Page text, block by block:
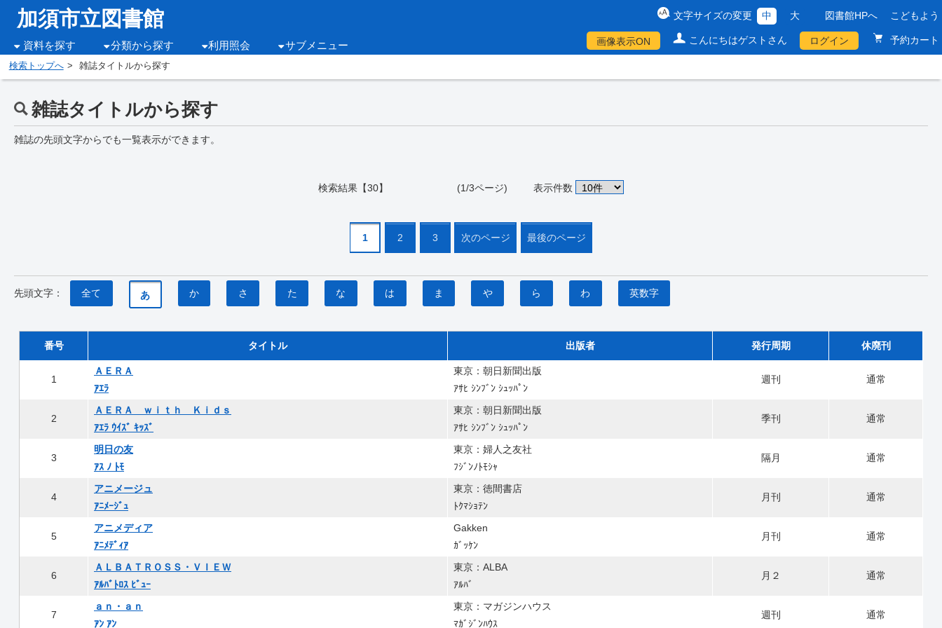
加須市立図書館
資料を探す 分類から探す 利用照会 サブメニュー
文字サイズの変更 中 大 図書館HPへ こどもよう
画像表示ON こんにちはゲストさん ログイン 予約カート
検索トップへ 雑誌タイトルから探す
雑誌タイトルから探す
雑誌の先頭文字からでも一覧表示ができます。
検索結果【30】 (1/3ページ) 表示件数
1 2 3 次のページ 最後のページ
先頭文字： 全て あ か さ た な は ま や ら わ 英数字
番号 タイトル 出版者 発行周期 休廃刊
1
ＡＥＲＡ
ｱｴﾗ
東京：朝日新聞出版
ｱｻﾋ ｼﾝﾌﾞﾝ ｼｭｯﾊﾟﾝ
週刊 通常
2
ＡＥＲＡ ｗｉｔｈ Ｋｉｄｓ
ｱｴﾗ ｳｲｽﾞ ｷｯｽﾞ
東京：朝日新聞出版
ｱｻﾋ ｼﾝﾌﾞﾝ ｼｭｯﾊﾟﾝ
季刊 通常
3
明日の友
ｱｽ ﾉ ﾄﾓ
東京：婦人之友社
ﾌｼﾞﾝﾉﾄﾓｼｬ
隔月 通常
4
アニメージュ
ｱﾆﾒｰｼﾞｭ
東京：徳間書店
ﾄｸﾏｼｮﾃﾝ
月刊 通常
5
アニメディア
ｱﾆﾒﾃﾞｨｱ
Gakken
ｶﾞｯｹﾝ
月刊 通常
6
ＡＬＢＡＴＲＯＳＳ・ＶＩＥＷ
ｱﾙﾊﾞﾄﾛｽ ﾋﾞｭｰ
東京：ALBA
ｱﾙﾊﾞ
月２ 通常
7
ａｎ・ａｎ
ｱﾝ ｱﾝ
東京：マガジンハウス
ﾏｶﾞｼﾞﾝﾊｳｽ
週刊 通常